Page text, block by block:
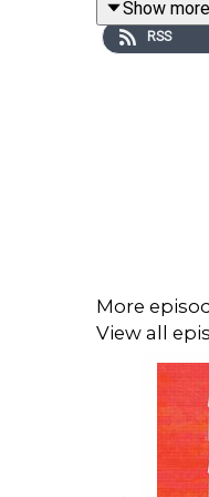
Olise
Show more
RSS
More
View all